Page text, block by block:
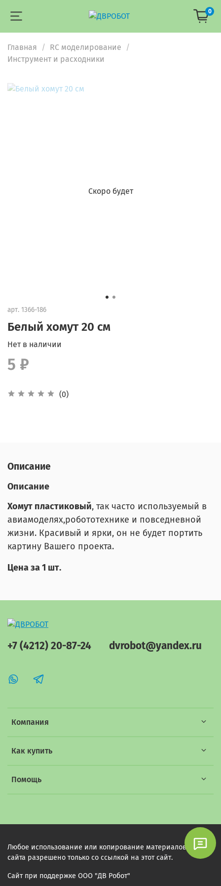
0
Главная
RC моделирование
Инструмент и расходники
Скоро будет
арт. 1366-186
Белый хомут 20 см
(0)
Нет в наличии
5 ₽
Описание
Описание
Хомут пластиковый, так часто используемый в
авиамоделях,робототехнике и повседневной
жизни. Красивый и ярки, он не будет портить
картину Вашего проекта.
Цена за 1 шт.
Компания
Как купить
Помощь
+7 (4212) 20-87-24 dvrobot@yandex.ru
Любое использование или копирование материалов этого
сайта разрешено только со ссылкой на этот сайт.
Сайт при поддержке ООО "ДВ Робот"